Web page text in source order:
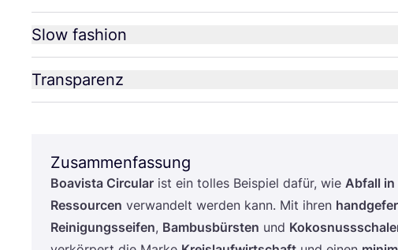
Slow fashion
Transparenz
Zusammenfassung
Boavis­ta Cir­cu­lar ist ein tol­les Bei­spiel dafür, wie Abfall
Res­sour­cen ver­wan­delt wer­den kann. Mit ihren
Rei­ni­gungs­sei­fen, Bam­bus­bürs­ten und